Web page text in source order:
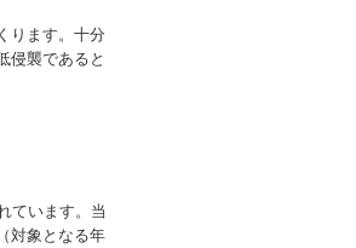
ります。十分
侵襲であると
ています。当
対象となる年